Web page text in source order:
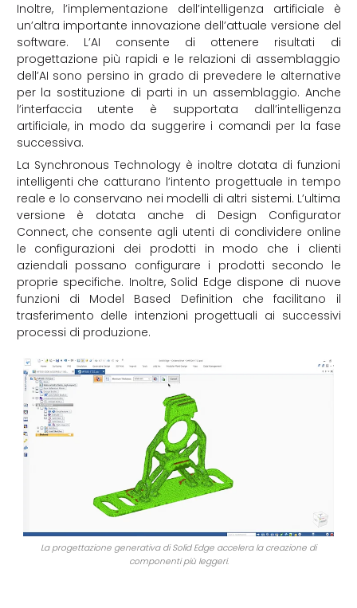
Inoltre, l’implementazione dell’intelligenza artificiale è
un’altra importante innovazione dell’attuale versione del
software. L’AI consente di ottenere risultati di
progettazione più rapidi e le relazioni di assemblaggio
dell’AI sono persino in grado di prevedere le alternative
per la sostituzione di parti in un assemblaggio. Anche
l’interfaccia utente è supportata dall’intelligenza
artificiale, in modo da suggerire i comandi per la fase
successiva.
La Synchronous Technology è inoltre dotata di funzioni
intelligenti che catturano l’intento progettuale in tempo
reale e lo conservano nei modelli di altri sistemi. L’ultima
versione è dotata anche di Design Configurator
Connect, che consente agli utenti di condividere online
le configurazioni dei prodotti in modo che i clienti
aziendali possano configurare i prodotti secondo le
proprie specifiche. Inoltre, Solid Edge dispone di nuove
funzioni di Model Based Definition che facilitano il
trasferimento delle intenzioni progettuali ai successivi
processi di produzione.
La progettazione generativa di Solid Edge accelera la creazione di
componenti più leggeri.